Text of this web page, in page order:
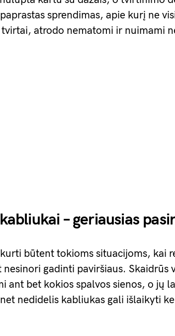
sprendimas, apie kurį ne
atrodo nematomi ir nuimami
– geriausias
būtent tokioms situacijoms, kai
gadinti paviršiaus. Skaidrūs
ant bet kokios spalvos sienos, o jų
nedidelis kabliukas gali išlaikyti